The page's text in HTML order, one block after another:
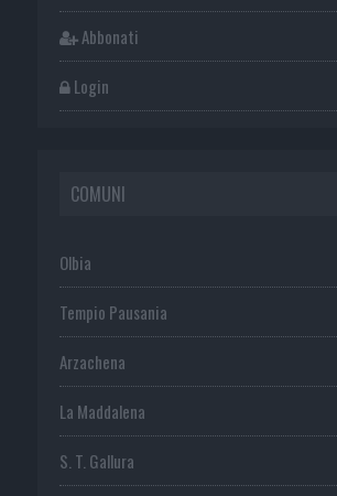
Abbonati
Login
COMUNI
Olbia
Tempio Pausania
Arzachena
La Maddalena
S. T. Gallura